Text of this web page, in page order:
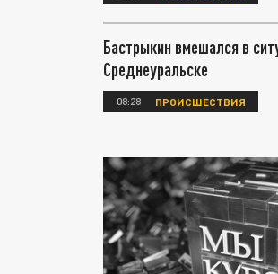
Бастрыкин вмешался в
Среднеуральске
08:28 ПРОИСШЕСТВИЯ